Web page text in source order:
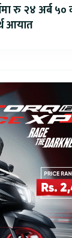
रु २४ अर्ब ५०
आयात